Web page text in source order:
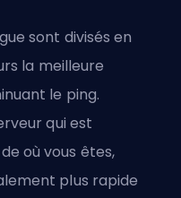
sont divisés en
la meilleure
le ping.
qui est
où vous êtes,
plus rapide